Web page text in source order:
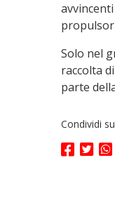
Solo nel
raccolta
parte
Condividi